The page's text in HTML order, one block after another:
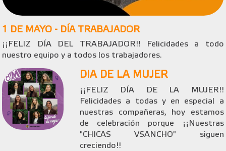
1 DE MAYO - DÍA TRABAJADOR
¡¡FELIZ DÍA DEL TRABAJADOR!! Felicidades a todo
nuestro equipo y a todos los trabajadores.
DIA DE LA MUJER
¡¡FELIZ DÍA DE LA MUJER!!
Felicidades a todas y en especial a
nuestras compañeras, hoy estamos
de celebración porque ¡¡Nuestras
"CHICAS VSANCHO" siguen
creciendo!!